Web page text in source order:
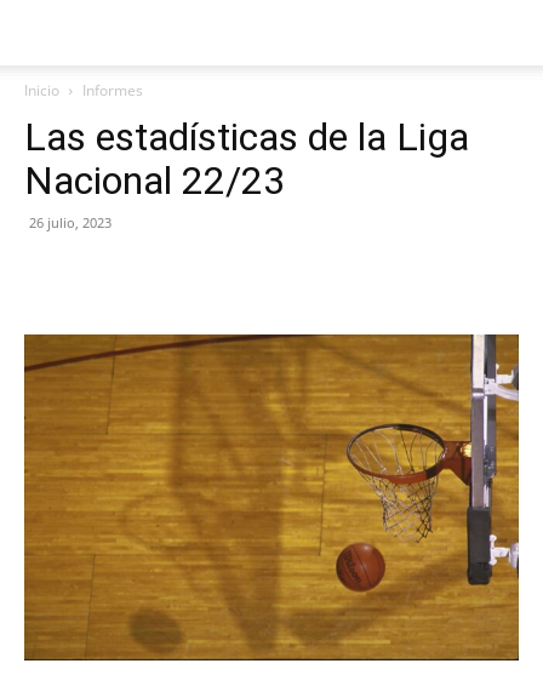
Inicio Informes
Las estadísticas de la Liga
Nacional 22/23
26 julio, 2023